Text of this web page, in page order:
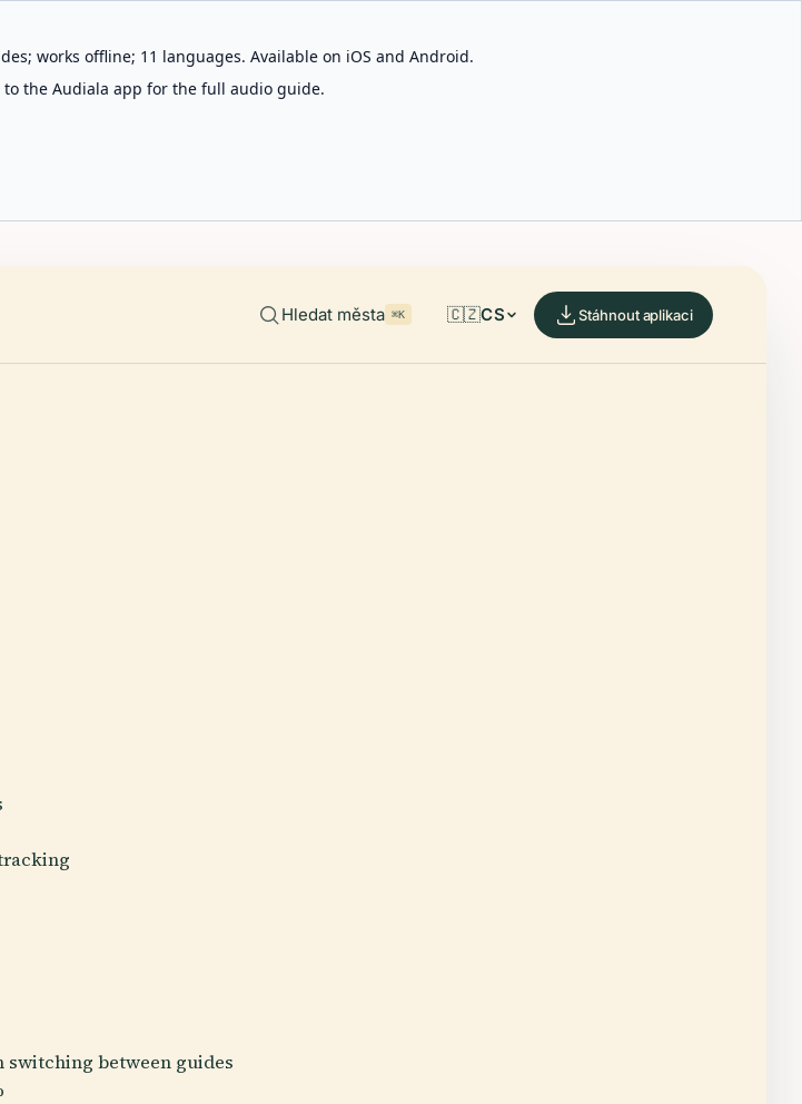
works offline; 11 languages. Available on iOS and Android.
the Audiala app for the full audio guide.
Hledat města ⌘K 🇨🇿CS Stáhnout aplikaci
between guides